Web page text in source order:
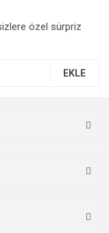
özel sürpriz
EKLE